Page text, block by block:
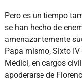
Pero es un tiempo
se han hecho de
amenazantemente
Papa mismo, Sixto
Médici, en cargos
apoderarse de